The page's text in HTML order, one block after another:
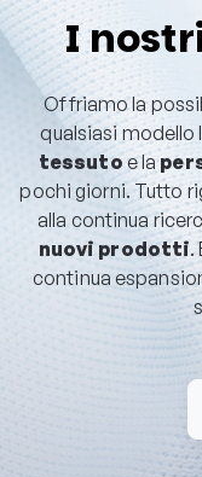
I
Offriamo la
qualsiasi modello
tessuto e la
pochi giorni. Tutto
alla continua
nuovi prodotti.
continua